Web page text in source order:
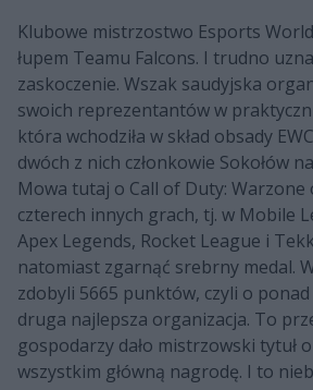
Klubowe mistrzostwo Esports
łupem Teamu Falcons. I trudno
zaskoczenie. Wszak saudyjska
swoich reprezentantów w
która wchodziła w skład obsady
dwóch z nich członkowie Sokołów
Mowa tutaj o Call of Duty: Warzone
czterech innych grach, tj. w Mobile
Apex Legends, Rocket League i
natomiast zgarnąć srebrny medal.
zdobyli 5665 punktów, czyli o
druga najlepsza organizacja. To
gospodarzy dało mistrzowski tytuł
wszystkim główną nagrodę. I to